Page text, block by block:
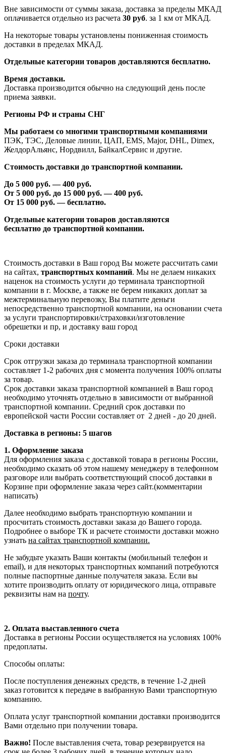
Вне зависимости от суммы заказа, доставка за пределы МКАД
оплачивается отдельно из расчета 30 руб. за 1 км от МКАД.
На некоторые товары установлены пониженная стоимость
доставки в пределах МКАД.
Отдельные категории товаров доставляются бесплатно.
Время доставки.
Доставка производится обычно на следующий день после
приема заявки.
Регионы РФ и страны СНГ
Мы работаем со многими транспортными компаниями
ПЭК, ТЭС, Деловые линии, ЦАП, EMS, Major, DHL, Dimex,
ЖелдорАльянс, Нордвилл, БайкалСервис и другие.
Стоимость доставки до транспортной компании.
До 5 000 руб. —400 руб.
От 5 000 руб. до 15 000 руб. —400 руб.
От 15 000 руб. — бесплатно.
Отдельные категории товаров доставляются
бесплатно до транспортной компании.
Стоимость доставки в Ваш город Вы можете рассчитать сами
на сайтах, транспортных компаний. Мы не делаем никаких
наценок на стоимость услуги до терминала транспортной
компании в г. Москве, а также не берем никаких доплат за
межтерминальную перевозку, Вы платите деньги
непосредственно транспортной компании, на основании счета
за услуги транспортировки/страховки/изготовление
обрешетки и пр, и доставку ваш город
Сроки доставки
Срок отгрузки заказа до терминала транспортной компании
составляет 1-2 рабочих дня с момента получения 100% оплаты
за товар.
Срок доставки заказа транспортной компанией в Ваш город
необходимо уточнять отдельно в зависимости от выбранной
транспортной компании. Средний срок доставки по
европейской части России составляет от 2 дней - до 20 дней.
Доставка в регионы: 5 шагов
1. Оформление заказа
Для оформления заказа с доставкой товара в регионы России,
необходимо сказать об этом нашему менеджеру в телефонном
разговоре или выбрать соответствующий способ доставки в
Корзине при оформление заказа через сайт.(комментарии
написать)
Далее необходимо выбрать транспортную компании и
просчитать стоимость доставки заказа до Вашего города.
Подробнее о выборе ТК и расчете стоимости доставки можно
узнать на сайтах транспортной компании.
Не забудьте указать Ваши контакты (мобильный телефон и
email), и для некоторых транспортных компаний потребуются
полные паспортные данные получателя заказа. Если вы
хотите производить оплату от юридического лица, отправьте
реквизиты нам на почту.
2. Оплата выставленного счета
Доставка в регионы России осуществляется на условиях 100%
предоплаты.
Способы оплаты:
После поступления денежных средств, в течение 1-2 дней
заказ готовится к передаче в выбранную Вами транспортную
компанию.
Оплата услуг транспортной компании доставки производится
Вами отдельно при получении товара.
Важно! После выставления счета, товар резервируется на